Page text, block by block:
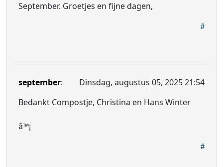
September. Groetjes en fijne dagen,
september:
Dinsdag, augustus 05, 2025 21:54
Bedankt Compostje, Christina en Hans Winter
â™¡